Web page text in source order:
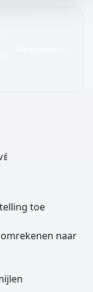
toe
naar